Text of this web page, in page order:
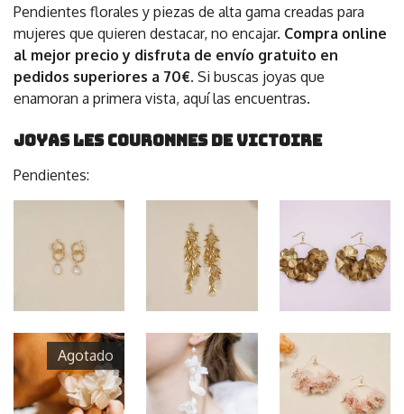
Pendientes florales y piezas de alta gama creadas para
mujeres que quieren destacar, no encajar. Compra online
al mejor precio y disfruta de envío gratuito en
pedidos superiores a 70€. Si buscas joyas que
enamoran a primera vista, aquí las encuentras.
Joyas les Couronnes de Victoire
Pendientes:
Agotado